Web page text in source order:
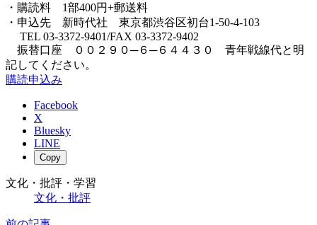
・購読料 1部400円+郵送料
・申込先 新時代社 東京都渋谷区初台1-50-4-103
TEL 03-3372-9401/FAX 03-3372-9402
振替口座 ００２９０─６─６４４３０ 青年戦線代と明
記してください。
購読申込み
Facebook
X
Bluesky
LINE
Copy
文化・批評・学習
文化・批評